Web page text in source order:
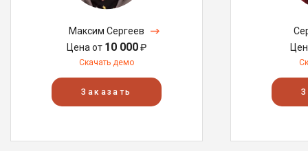
Максим Сергеев
Цена от 10 000₽
Скачать демо
Заказать